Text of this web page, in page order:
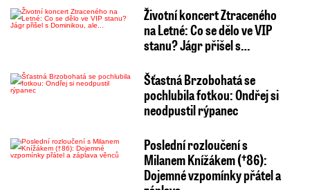
Životní koncert Ztraceného
na Letné: Co se dělo ve VIP
stanu? Jágr přišel s…
Šťastná Brzobohatá se
pochlubila fotkou: Ondřej si
neodpustil rýpanec
Poslední rozloučení s
Milanem Knížákem (†86):
Dojemné vzpomínky přátel a